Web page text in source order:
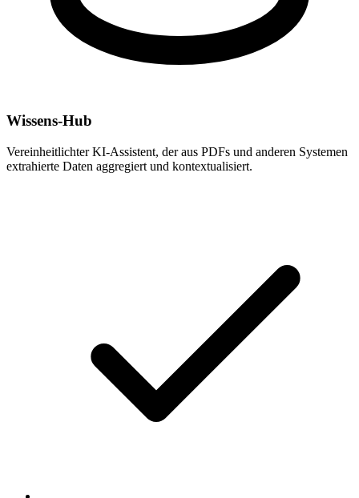
Wissens-Hub
Vereinheitlichter KI-Assistent, der aus PDFs und anderen Systemen
extrahierte Daten aggregiert und kontextualisiert.